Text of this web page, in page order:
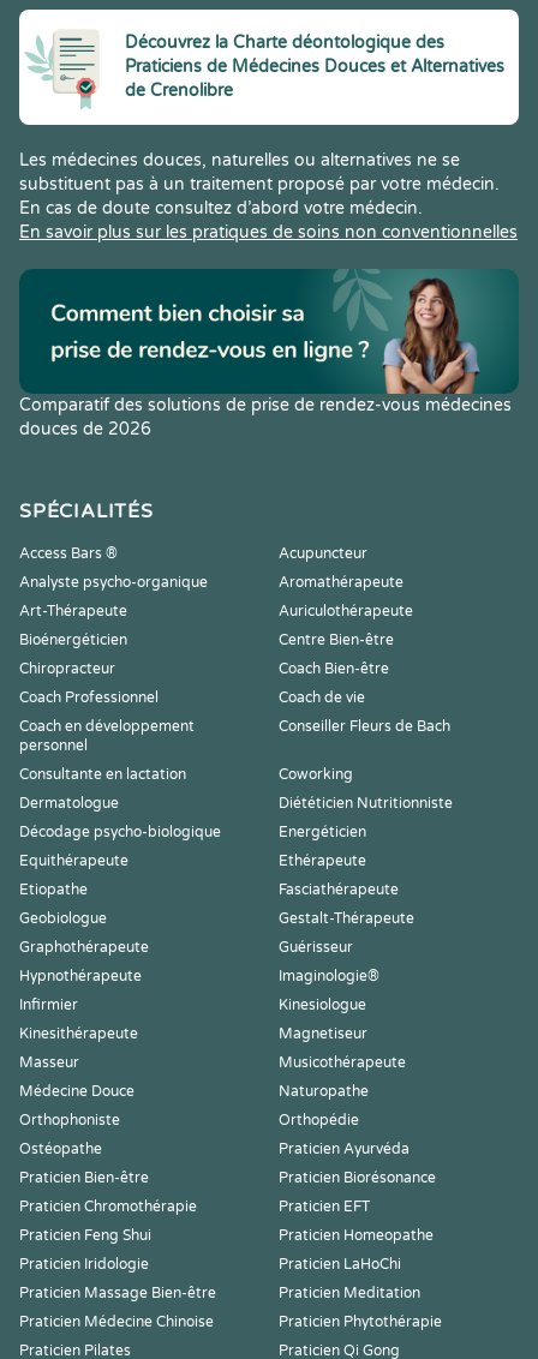
Découvrez la Charte déontologique des
Praticiens de Médecines Douces et Alternatives
de Crenolibre
Les médecines douces, naturelles ou alternatives ne se
substituent pas à un traitement proposé par votre médecin.
En cas de doute consultez d’abord votre médecin.
En savoir plus sur les pratiques de soins non conventionnelles
Comparatif des solutions de prise de rendez-vous médecines
douces de 2026
SPÉCIALITÉS
Access Bars ®
Acupuncteur
Analyste psycho-organique
Aromathérapeute
Art-Thérapeute
Auriculothérapeute
Bioénergéticien
Centre Bien-être
Chiropracteur
Coach Bien-être
Coach Professionnel
Coach de vie
Coach en développement
personnel
Conseiller Fleurs de Bach
Consultante en lactation
Coworking
Dermatologue
Diététicien Nutritionniste
Décodage psycho-biologique
Energéticien
Equithérapeute
Ethérapeute
Etiopathe
Fasciathérapeute
Geobiologue
Gestalt-Thérapeute
Graphothérapeute
Guérisseur
Hypnothérapeute
Imaginologie®
Infirmier
Kinesiologue
Kinesithérapeute
Magnetiseur
Masseur
Musicothérapeute
Médecine Douce
Naturopathe
Orthophoniste
Orthopédie
Ostéopathe
Praticien Ayurvéda
Praticien Bien-être
Praticien Biorésonance
Praticien Chromothérapie
Praticien EFT
Praticien Feng Shui
Praticien Homeopathe
Praticien Iridologie
Praticien LaHoChi
Praticien Massage Bien-être
Praticien Meditation
Praticien Médecine Chinoise
Praticien Phytothérapie
Praticien Pilates
Praticien Qi Gong